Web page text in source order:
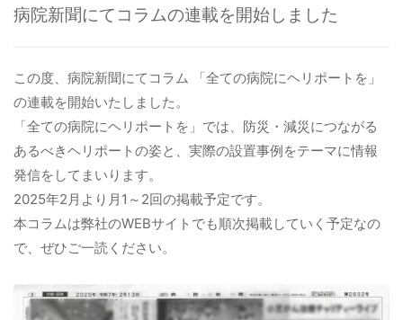
お問い合わせ
病院関係者の方
自治体関係者の方
設計及び建築関係者の方
病院新聞にてコラムの連載を開始しました
この度、病院新聞にてコラム 「全ての病院にヘリポートを」
の連載を開始いたしました。
「全ての病院にヘリポートを」では、防災・減災につながる
あるべきヘリポートの姿と、実際の設置事例をテーマに情報
発信をしてまいります。
2025年2月より月1～2回の掲載予定です。
本コラムは弊社のWEBサイトでも順次掲載していく予定なの
で、ぜひご一読ください。